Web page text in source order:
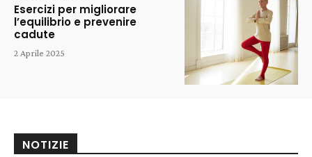
Esercizi per migliorare
l’equilibrio e prevenire
cadute
2 Aprile 2025
NOTIZIE